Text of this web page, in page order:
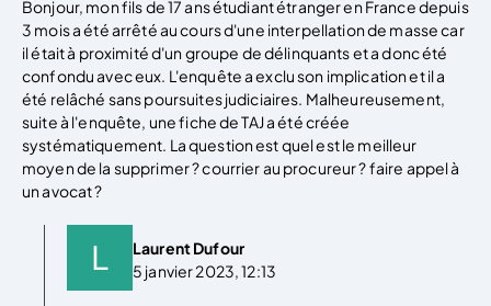
Bonjour, mon fils de 17 ans étudiant étranger en France depuis
3 mois a été arrêté au cours d'une interpellation de masse car
il était à proximité d'un groupe de délinquants et a donc été
confondu avec eux. L'enquête a exclu son implication et il a
été relâché sans poursuites judiciaires. Malheureusement,
suite à l'enquête, une fiche de TAJ a été créée
systématiquement. La question est quel est le meilleur
moyen de la supprimer ? courrier au procureur ? faire appel à
un avocat ?
Laurent Dufour
5 janvier 2023, 12:13